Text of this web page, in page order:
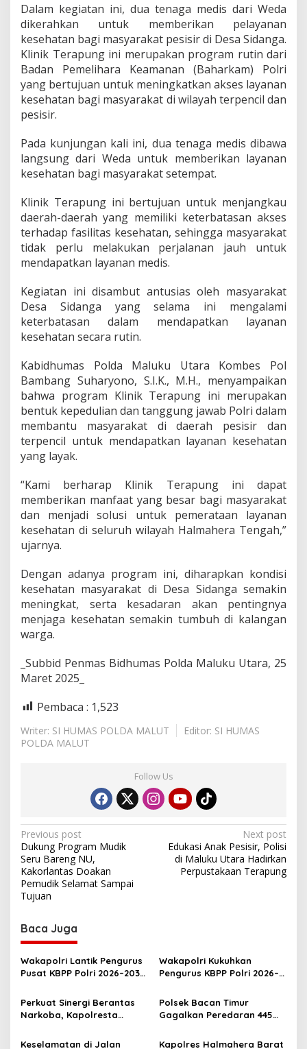
r
k
a
n
K
i
T
e
r
p
u
n
g
d
i
p
s
i
s
i
r
s
a
S
i
d
a
a
Dalam kegiatan ini, dua tenaga medis dari Weda
dikerahkan untuk memberikan pelayanan
kesehatan bagi masyarakat pesisir di Desa Sidanga.
Klinik Terapung ini merupakan program rutin dari
Badan Pemelihara Keamanan (Baharkam) Polri
yang bertujuan untuk meningkatkan akses layanan
kesehatan bagi masyarakat di wilayah terpencil dan
pesisir.
Pada kunjungan kali ini, dua tenaga medis dibawa
langsung dari Weda untuk memberikan layanan
kesehatan bagi masyarakat setempat.
Klinik Terapung ini bertujuan untuk menjangkau
daerah-daerah yang memiliki keterbatasan akses
terhadap fasilitas kesehatan, sehingga masyarakat
tidak perlu melakukan perjalanan jauh untuk
mendapatkan layanan medis.
Kegiatan ini disambut antusias oleh masyarakat
Desa Sidanga yang selama ini mengalami
keterbatasan dalam mendapatkan layanan
kesehatan secara rutin.
Kabidhumas Polda Maluku Utara Kombes Pol
Bambang Suharyono, S.I.K., M.H., menyampaikan
bahwa program Klinik Terapung ini merupakan
bentuk kepedulian dan tanggung jawab Polri dalam
membantu masyarakat di daerah pesisir dan
terpencil untuk mendapatkan layanan kesehatan
yang layak.
“Kami berharap Klinik Terapung ini dapat
memberikan manfaat yang besar bagi masyarakat
dan menjadi solusi untuk pemerataan layanan
kesehatan di seluruh wilayah Halmahera Tengah,”
ujarnya.
Dengan adanya program ini, diharapkan kondisi
kesehatan masyarakat di Desa Sidanga semakin
meningkat, serta kesadaran akan pentingnya
menjaga kesehatan semakin tumbuh di kalangan
warga.
_Subbid Penmas Bidhumas Polda Maluku Utara, 25
Maret 2025_
Pembaca : 1,523
Writer: SI HUMAS POLDA MALUT
Editor: SI HUMAS
POLDA MALUT
Follow Us
P
o
s
t
a
v
i
a
Previous post
Dukung Program Mudik
Seru Bareng NU,
Kakorlantas Doakan
Pemudik Selamat Sampai
Tujuan
Next post
Edukasi Anak Pesisir, Polisi
di Maluku Utara Hadirkan
Perpustakaan Terapung
Baca Juga
Wakapolri Lantik Pengurus
Pusat KBPP Polri 2026–2031,
Organisasi Nasional
Wakapolri Kukuhkan
Pengurus KBPP Polri 2026–
dan Berdaya Saing
Perkuat Sinergi Berantas
Narkoba, Kapolresta
Silaturahmi Kepala BNN
Polsek Bacan Timur
Gagalkan Peredaran 445
Siap Edar
Keselamatan di Jalan Kapolres Halmahera Barat